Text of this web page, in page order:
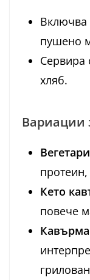
Включва
пушено
Сервира
хляб.
Вариации
Кето
повече
Кавърма